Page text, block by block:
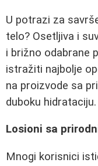
U potrazi za
telo? Osetljiva i
i brižno odabrane
istražiti najbolje
na proizvode sa
duboku hidrataciju.
Losioni sa
Mnogi korisnici